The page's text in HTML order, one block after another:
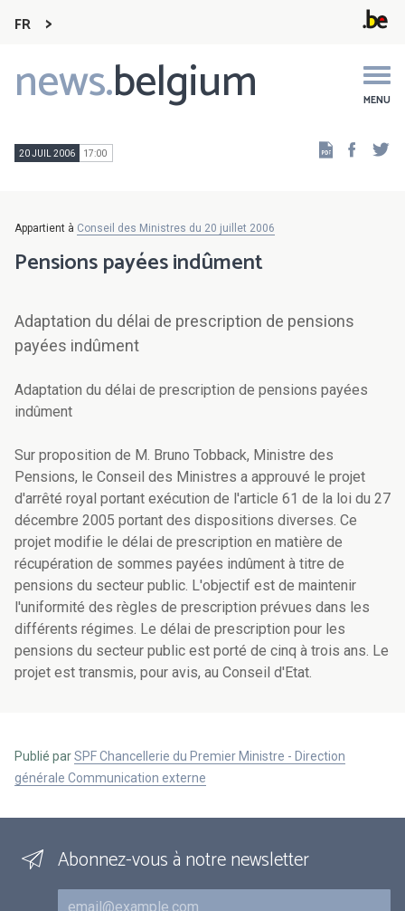
FR
news.belgium MENU
Main
navigation
20 JUIL 2006 17:00
Appartient à Conseil des Ministres du 20 juillet 2006
Pensions payées indûment
Adaptation du délai de prescription de pensions
payées indûment
Adaptation du délai de prescription de pensions payées
indûment
Sur proposition de M. Bruno Tobback, Ministre des
Pensions, le Conseil des Ministres a approuvé le projet
d'arrêté royal portant exécution de l'article 61 de la loi du 27
décembre 2005 portant des dispositions diverses. Ce
projet modifie le délai de prescription en matière de
récupération de sommes payées indûment à titre de
pensions du secteur public. L'objectif est de maintenir
l'uniformité des règles de prescription prévues dans les
différents régimes. Le délai de prescription pour les
pensions du secteur public est porté de cinq à trois ans. Le
projet est transmis, pour avis, au Conseil d'Etat.
Publié parSPF Chancellerie du Premier Ministre - Direction
générale Communication externe
Abonnez-vous à notre newsletter
Courriel